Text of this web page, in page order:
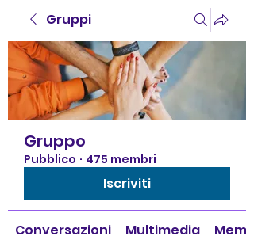
Gruppi
Gruppo
Pubblico · 475 membri
Iscriviti
Conversazioni Multimedia